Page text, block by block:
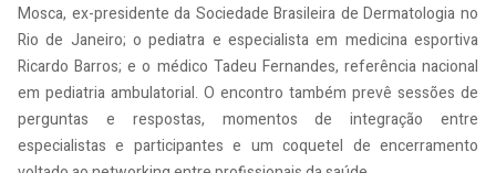
Mosca, ex-presidente da Sociedade Brasileira de Dermatologia no
Rio de Janeiro; o pediatra e especialista em medicina esportiva
Ricardo Barros; e o médico Tadeu Fernandes, referência nacional
em pediatria ambulatorial. O encontro também prevê sessões de
perguntas e respostas, momentos de integração entre
especialistas e participantes e um coquetel de encerramento